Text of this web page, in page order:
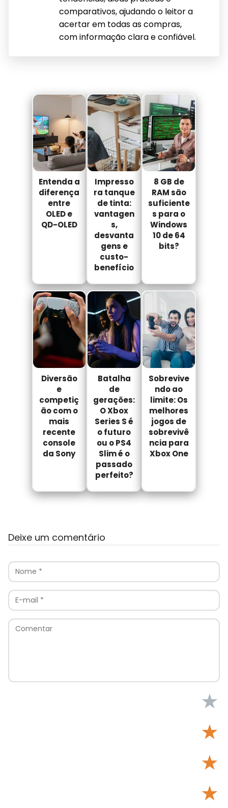
comparativos, ajudando o leitor a
acertar em todas as compras,
com informação clara e confiável.
Entenda a
diferença
entre
OLED e
QD-OLED
Impresso
ra tanque
de tinta:
vantagen
s,
desvanta
gens e
custo-
benefício
8 GB de
RAM são
suficiente
s para o
Windows
10 de 64
bits?
Diversão
e
competiç
ão com o
mais
recente
console
da Sony
Batalha
de
gerações:
O Xbox
Series S é
o futuro
ou o PS4
Slim é o
passado
perfeito?
Sobrevive
ndo ao
limite: Os
melhores
jogos de
sobrevivê
ncia para
Xbox One
Deixe um comentário
★
★
★
★